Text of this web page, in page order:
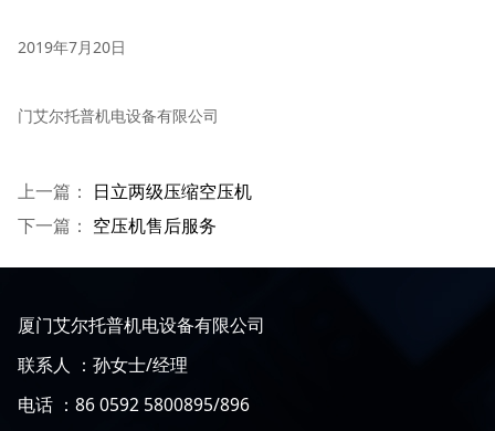
2019年7月20日
门艾尔托普机电设备有限公司
上一篇： 日立两级压缩空压机
下一篇： 空压机售后服务
厦门艾尔托普机电设备有限公司
联系人 ：孙女士/经理
电话 ：86 0592 5800895/896